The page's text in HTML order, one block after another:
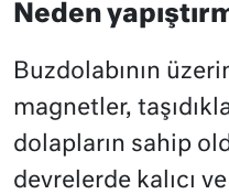
Neden
Buzdolabının
magnetler,
dolapların sahip
devrelerde kalıcı